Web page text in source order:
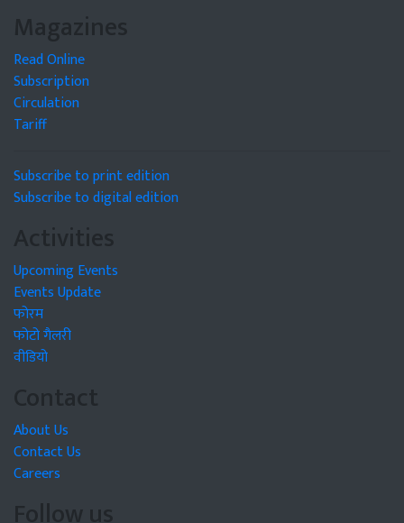
Magazines
Read Online
Subscription
Circulation
Tariff
Subscribe to print edition
Subscribe to digital edition
Activities
Upcoming Events
Events Update
फोरम
फोटो गैलरी
वीडियो
Contact
About Us
Contact Us
Careers
Follow us